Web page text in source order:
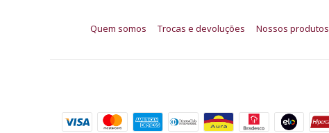
Quem somos Trocas e devoluções Nossos produtos